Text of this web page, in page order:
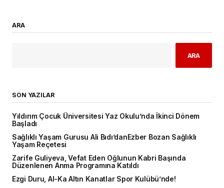
ARA
ARA
SON YAZILAR
Yıldırım Çocuk Üniversitesi Yaz Okulu’nda İkinci Dönem
Başladı
Sağlıklı Yaşam Gurusu Ali Bıdı’danEzber Bozan Sağlıklı
Yaşam Reçetesi
Zarife Guliyeva, Vefat Eden Oğlunun Kabri Başında
Düzenlenen Anma Programına Katıldı
Ezgi Duru, Al-Ka Altın Kanatlar Spor Kulübü’nde!